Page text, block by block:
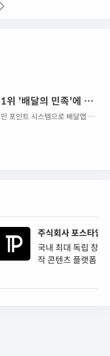
위 '배달의 민족'에 도
포인트 시스템으로 배달앱 시
주식회사 포스타입
국내 최대 독립 창
작 콘텐츠 플랫폼